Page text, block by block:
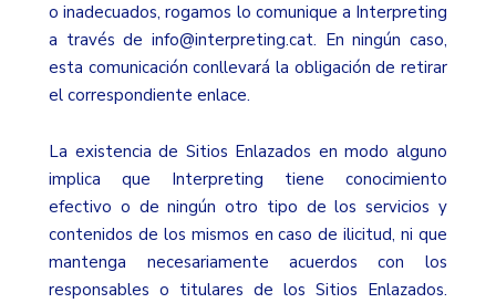
o inadecuados, rogamos lo comunique a Interpreting
a través de info@interpreting.cat. En ningún caso,
esta comunicación conllevará la obligación de retirar
el correspondiente enlace.
La existencia de Sitios Enlazados en modo alguno
implica que Interpreting tiene conocimiento
efectivo o de ningún otro tipo de los servicios y
contenidos de los mismos en caso de ilicitud, ni que
mantenga necesariamente acuerdos con los
responsables o titulares de los Sitios Enlazados.